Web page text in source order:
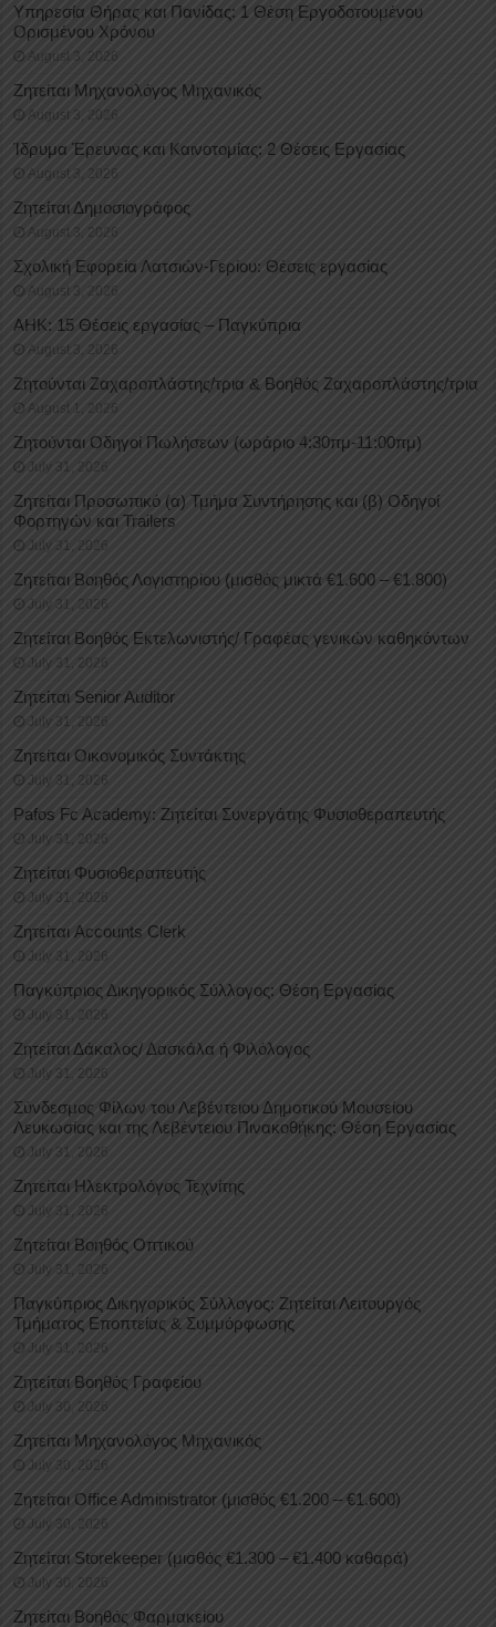
Υπηρεσία Θήρας και Πανίδας: 1 Θέση Eργοδοτουμένου
Oρισμένου Xρόνου
August 3, 2026
Ζητείται Μηχανολόγος Μηχανικός
August 3, 2026
Ίδρυμα Έρευνας και Καινοτομίας: 2 Θέσεις Εργασίας
August 3, 2026
Ζητείται Δημοσιογράφος
August 3, 2026
Σχολική Εφορεία Λατσιών-Γερίου: Θέσεις εργασίας
August 3, 2026
ΑΗΚ: 15 Θέσεις εργασίας – Παγκύπρια
August 3, 2026
Ζητούνται Ζαχαροπλάστης/τρια & Βοηθός Ζαχαροπλάστης/τρια
August 1, 2026
Ζητούνται Οδηγοί Πωλήσεων (ωράριο 4:30πμ-11:00πμ)
July 31, 2026
Ζητείται Προσωπικό (α) Τμήμα Συντήρησης και (β) Οδηγοί
Φορτηγών και Trailers
July 31, 2026
Ζητείται Βοηθός Λογιστηρίου (μισθός μικτά €1.600 – €1.800)
July 31, 2026
Ζητείται Βοηθός Εκτελωνιστής/ Γραφέας γενικών καθηκόντων
July 31, 2026
Ζητείται Senior Auditor
July 31, 2026
Ζητείται Οικονομικός Συντάκτης
July 31, 2026
Pafos Fc Academy: Ζητείται Συνεργάτης Φυσιοθεραπευτής
July 31, 2026
Ζητείται Φυσιοθεραπευτής
July 31, 2026
Ζητείται Accounts Clerk
July 31, 2026
Παγκύπριος Δικηγορικός Σύλλογος: Θέση Εργασίας
July 31, 2026
Ζητείται Δάκαλος/ Δασκάλα ή Φιλόλογος
July 31, 2026
Σύνδεσμος Φίλων του Λεβέντειου Δημοτικού Μουσείου
Λευκωσίας και της Λεβέντειου Πινακοθήκης: Θέση Εργασίας
July 31, 2026
Ζητείται Ηλεκτρολόγος Τεχνίτης
July 31, 2026
Ζητείται Βοηθός Οπτικού
July 31, 2026
Παγκύπριος Δικηγορικός Σύλλογος: Ζητείται Λειτουργός
Τμήματος Εποπτείας & Συμμόρφωσης
July 31, 2026
Ζητείται Βοηθός Γραφείου
July 30, 2026
Ζητείται Μηχανολόγος Μηχανικός
July 30, 2026
Ζητείται Office Administrator (μισθός €1.200 – €1.600)
July 30, 2026
Ζητείται Storekeeper (μισθός €1.300 – €1.400 καθαρά)
July 30, 2026
Ζητείται Βοηθός Φαρμακείου